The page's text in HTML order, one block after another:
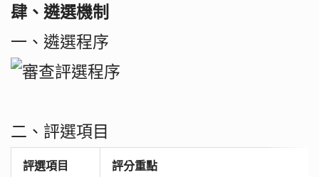
肆、遴選機制
一、遴選程序
二、評選項目
評選項目 評分重點